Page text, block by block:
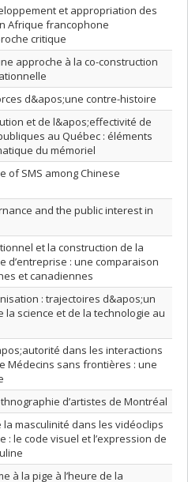
et appropriation des
Afrique francophone
critique
approche à la co-construction
d&apos;une contre-histoire
et de l&apos;effectivité de
au Québec : éléments
du mémoriel
of SMS among Chinese
and the public interest in
et la construction de la
d’entreprise : une comparaison
et canadiennes
: trajectoires d&apos;un
science et de la technologie au
dans les interactions
Médecins sans frontières : une
d’artistes de Montréal
masculinité dans les vidéoclips
: le code visuel et l’expression de
à la pige à l’heure de la